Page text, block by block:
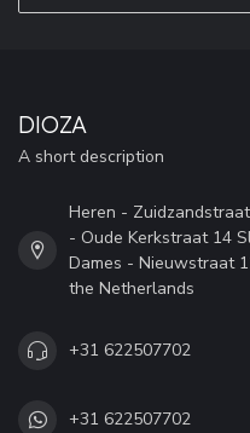
DIOZA
A short description
Heren -
- Oude Kerkstraat 14
Dames - Nieuwstraat
the Netherlands
+31 622507702
+31 622507702